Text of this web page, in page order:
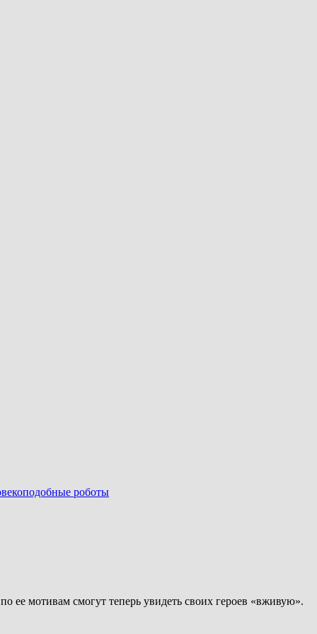
роботы
мотивам смогут теперь увидеть своих героев «вживую».